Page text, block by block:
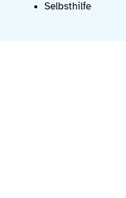
Selbsthilfe